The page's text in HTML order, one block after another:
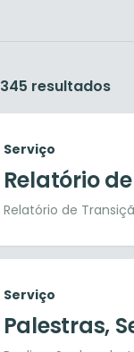
345 resultados
Serviço
Relatório
Relatório de
Serviço
Palestras,